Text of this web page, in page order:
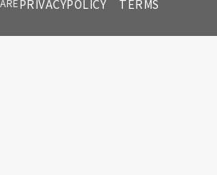
PRIVACYPOLICY TERMS